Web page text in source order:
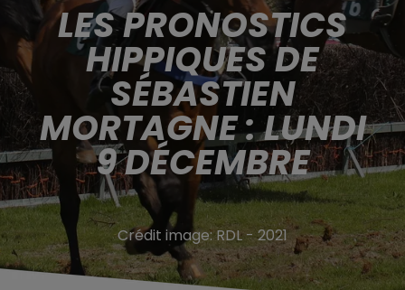
LES PRONOSTICS
HIPPIQUES DE
SÉBASTIEN
MORTAGNE : LUNDI
9 DÉCEMBRE
Crédit image:RDL - 2021